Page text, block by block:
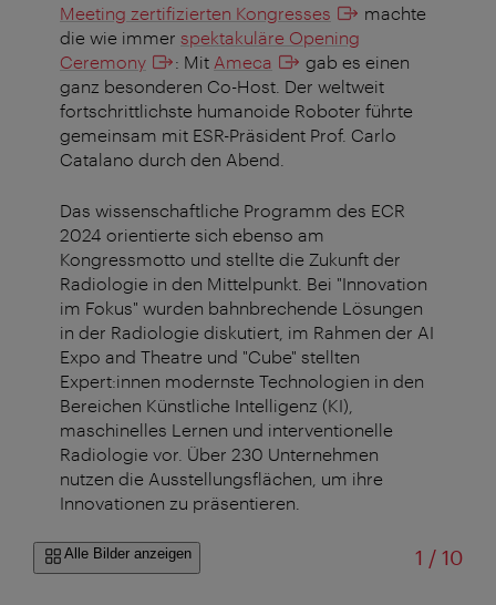
Meeting zertifizierten Kongresses
machte
die wie immer spektakuläre Opening
Ceremony
: Mit Ameca
gab es einen
ganz besonderen Co-Host. Der weltweit
fortschrittlichste humanoide Roboter führte
gemeinsam mit ESR-Präsident Prof. Carlo
Catalano durch den Abend.
Das wissenschaftliche Programm des ECR
2024 orientierte sich ebenso am
Kongressmotto und stellte die Zukunft der
Radiologie in den Mittelpunkt. Bei "Innovation
im Fokus" wurden bahnbrechende Lösungen
in der Radiologie diskutiert, im Rahmen der AI
Expo and Theatre und "Cube" stellten
Expert:innen modernste Technologien in den
Bereichen Künstliche Intelligenz (KI),
maschinelles Lernen und interventionelle
Radiologie vor. Über 230 Unternehmen
nutzen die Ausstellungsflächen, um ihre
Innovationen zu präsentieren.
Alle Bilder anzeigen 1 /von
10